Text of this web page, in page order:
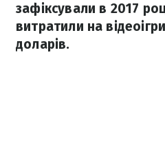
зафіксували в 2017
витратили на
доларів.